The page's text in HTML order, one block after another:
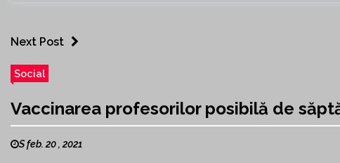
Next Post
Social
Vaccinarea profesorilor posibilă de
S feb. 20 , 2021